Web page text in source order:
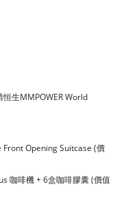
生MMPOWER World
Front Opening Suitcase (價
咖啡機 + 6盒咖啡膠囊 (價值